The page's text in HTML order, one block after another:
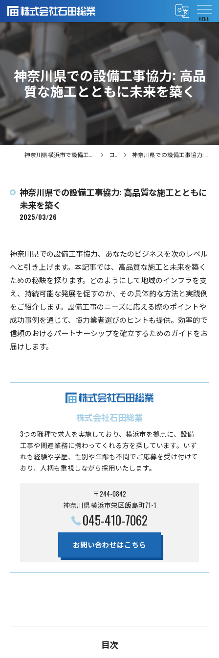
神奈川県での設備工事協力: 高品
質な施工とともに未来を築く
コラム 神奈川県での設備工事協力: 高品質な施工とともに未来を築く
神奈川県での設備工事協力: 高品質な施工とともに
未来を築く
2025/03/26
神奈川県での設備工事協力、あなたのビジネスを次のレベル
へと引き上げます。本記事では、高品質な施工と未来を築く
ための秘訣を探ります。どのようにして地域のインフラを支
え、持続可能な発展を促すのか、その具体的な方法と実践例
をご紹介します。設備工事のニーズに応える際のポイントや
成功事例を通じて、協力業者選びのヒントも提供。効率的で
信頼のおけるパートナーシップを確立するためのガイドをお
届けします。
株式会社石田総業
3つの職種で求人を実施しており、横浜市を拠点に、設備
工事や関連業務に携わってくれる方を探しています。いず
れも経験や学歴、性別や年齢も不問でご応募を受け付けて
おり、人柄も重視しながら採用いたします。
〒244-0842
神奈川県横浜市栄区飯島町71-1
045-410-7062
お問い合わせはこちら
目次